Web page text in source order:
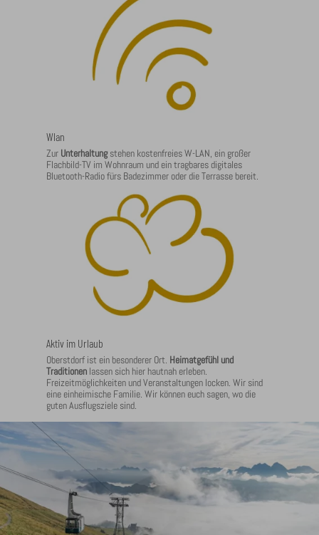
Wlan
Zur Unterhaltungstehen kostenfreies W-LAN, ein großer
Flachbild-TV im Wohnraum und ein tragbares digitales
Bluetooth-Radio fürs Badezimmer oder die Terrasse bereit.
Aktiv im Urlaub
Oberstdorf ist ein besonderer Ort. Heimatgefühl und
Traditionenlassen sich hier hautnah erleben.
Freizeitmöglichkeiten und Veranstaltungen locken. Wir sind
eine einheimische Familie. Wir können euch sagen, wo die
guten Ausflugsziele sind.